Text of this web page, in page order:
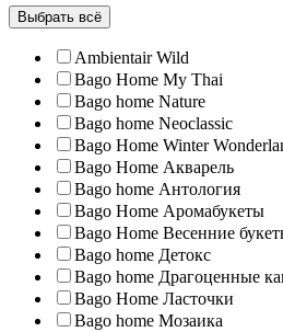
Выбрать всё
Ambientair Wild
Bago Home My Thai
Bago home Nature
Bago home Neoclassic
Bago Home Winter
Bago Home Акварель
Bago home Антология
Bago Home Аромабукеты
Bago Home Весенние
Bago home Детокс
Bago home Драгоценные
Bago Home Ласточки
Bago home Мозаика